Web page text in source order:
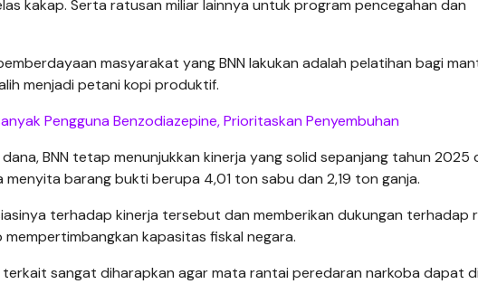
kakap. Serta ratusan miliar lainnya untuk program pencegahan dan
masyarakat yang BNN lakukan adalah pelatihan bagi
menjadi petani kopi produktif.
Pengguna Benzodiazepine, Prioritaskan Penyembuhan
BNN tetap menunjukkan kinerja yang solid sepanjang tahun 2025
barang bukti berupa 4,01 ton sabu dan 2,19 ton ganja.
terhadap kinerja tersebut dan memberikan dukungan terhadap
kapasitas fiskal negara.
sangat diharapkan agar mata rantai peredaran narkoba dapat